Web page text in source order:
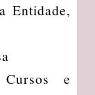
Entidade,
e